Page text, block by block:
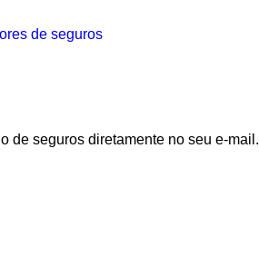
de seguros diretamente no seu e-mail.